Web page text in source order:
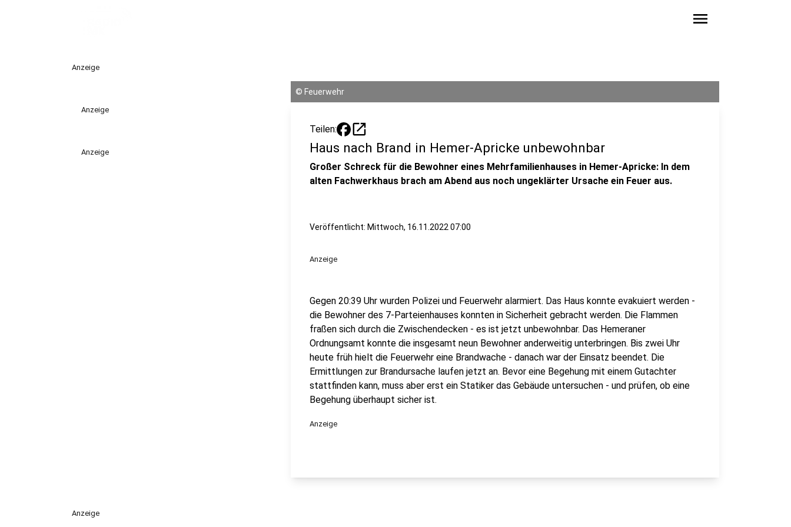
menu
Anzeige
Anzeige
Anzeige
© Feuerwehr
Teilen: open_in_new
Haus nach Brand in Hemer-Apricke unbewohnbar
Großer Schreck für die Bewohner eines Mehrfamilienhauses in Hemer-Apricke: In dem
alten Fachwerkhaus brach am Abend aus noch ungeklärter Ursache ein Feuer aus.
Veröffentlicht: Mittwoch, 16.11.2022 07:00
Anzeige
Gegen 20:39 Uhr wurden Polizei und Feuerwehr alarmiert. Das Haus konnte evakuiert werden -
die Bewohner des 7-Parteienhauses konnten in Sicherheit gebracht werden. Die Flammen
fraßen sich durch die Zwischendecken - es ist jetzt unbewohnbar. Das Hemeraner
Ordnungsamt konnte die insgesamt neun Bewohner anderweitig unterbringen. Bis zwei Uhr
heute früh hielt die Feuerwehr eine Brandwache - danach war der Einsatz beendet. Die
Ermittlungen zur Brandursache laufen jetzt an. Bevor eine Begehung mit einem Gutachter
stattfinden kann, muss aber erst ein Statiker das Gebäude untersuchen - und prüfen, ob eine
Begehung überhaupt sicher ist.
Anzeige
Anzeige